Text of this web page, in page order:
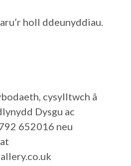
holl ddeunyddiau.
cysylltwch â
Dysgu ac
652016 neu